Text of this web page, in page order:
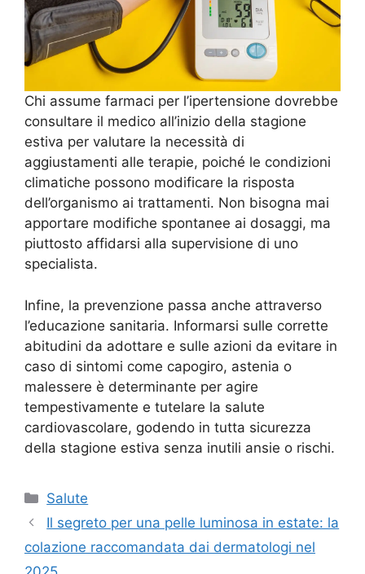
Chi assume farmaci per l’ipertensione dovrebbe
consultare il medico all’inizio della stagione
estiva per valutare la necessità di
aggiustamenti alle terapie, poiché le condizioni
climatiche possono modificare la risposta
dell’organismo ai trattamenti. Non bisogna mai
apportare modifiche spontanee ai dosaggi, ma
piuttosto affidarsi alla supervisione di uno
specialista.
Infine, la prevenzione passa anche attraverso
l’educazione sanitaria. Informarsi sulle corrette
abitudini da adottare e sulle azioni da evitare in
caso di sintomi come capogiro, astenia o
malessere è determinante per agire
tempestivamente e tutelare la salute
cardiovascolare, godendo in tutta sicurezza
della stagione estiva senza inutili ansie o rischi.
Categorie
Salute
Il segreto per una pelle luminosa in estate: la
colazione raccomandata dai dermatologi nel